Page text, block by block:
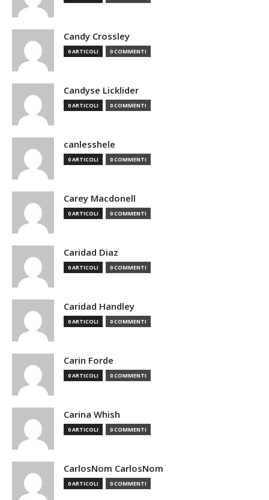
Candy Crossley
0 ARTICOLI 0 COMMENTI
Candyse Licklider
0 ARTICOLI 0 COMMENTI
canlesshele
0 ARTICOLI 0 COMMENTI
Carey Macdonell
0 ARTICOLI 0 COMMENTI
Caridad Diaz
0 ARTICOLI 0 COMMENTI
Caridad Handley
0 ARTICOLI 0 COMMENTI
Carin Forde
0 ARTICOLI 0 COMMENTI
Carina Whish
0 ARTICOLI 0 COMMENTI
CarlosNom CarlosNom
0 ARTICOLI 0 COMMENTI